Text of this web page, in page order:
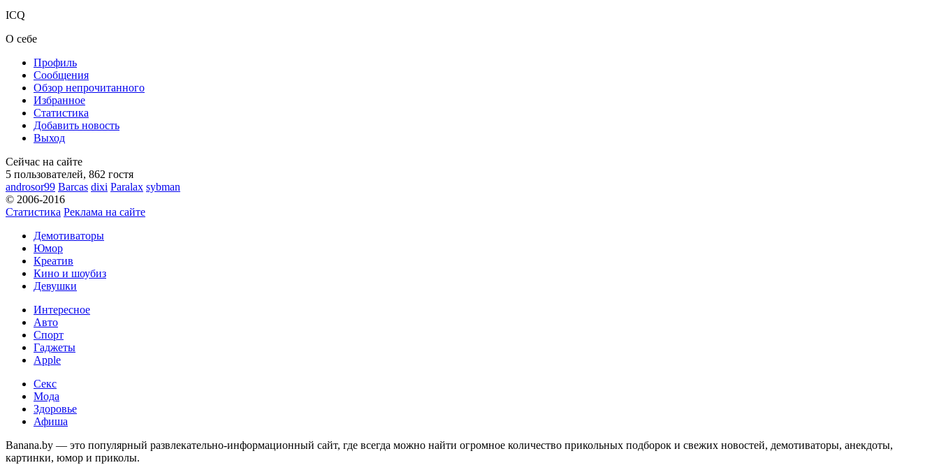
ICQ
О себе
Профиль
Сообщения
Обзор непрочитанного
Избранное
Статистика
Добавить новость
Выход
Сейчас на сайте
5 пользователей, 862 гостя
androsor99 Barcas dixi Paralax sybman
© 2006-2016
Статистика Реклама на сайте
Демотиваторы
Юмор
Креатив
Кино и шоубиз
Девушки
Интересное
Авто
Спорт
Гаджеты
Apple
Секс
Мода
Здоровье
Афиша
Banana.by — это популярный развлекательно-информационный сайт, где всегда можно найти огромное количество прикольных подборок и свежих новостей, демотиваторы, анекдоты,
картинки, юмор и приколы.